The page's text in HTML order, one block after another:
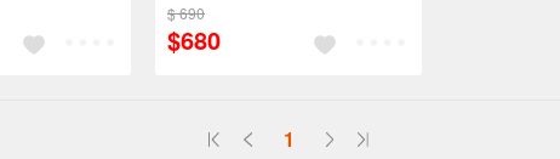
$ 690
$680
1